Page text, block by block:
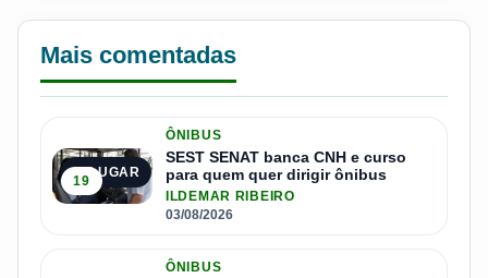
Mais comentadas
1º LUGAR
19
ÔNIBUS
SEST SENAT banca CNH e curso
para quem quer dirigir ônibus
ILDEMAR RIBEIRO
03/08/2026
ÔNIBUS